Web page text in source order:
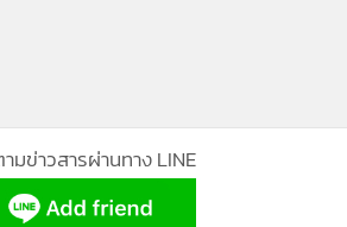
มข่าวสารผ่านทาง LINE